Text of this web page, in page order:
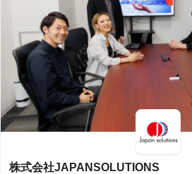
株式会社JAPANSOLUTIONS